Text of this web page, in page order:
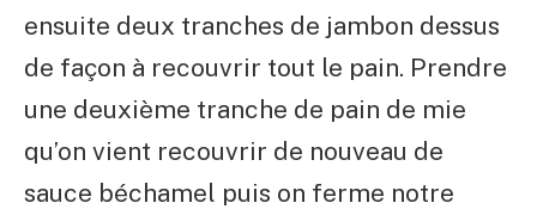
ensuite deux tranches de jambon dessus
de façon à recouvrir tout le pain. Prendre
une deuxième tranche de pain de mie
qu’on vient recouvrir de nouveau de
sauce béchamel puis on ferme notre